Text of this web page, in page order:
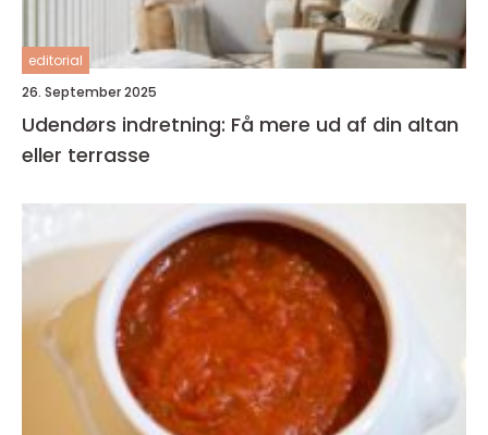
editorial
26. September 2025
Udendørs indretning: Få mere ud af din altan
eller terrasse